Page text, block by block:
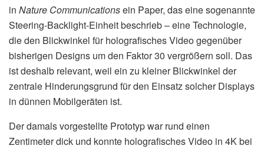
in Nature Communicationsein Paper, das eine sogenannte
Steering-Backlight-Einheit beschrieb – eine Technologie,
die den Blickwinkel für holografisches Video gegenüber
bisherigen Designs um den Faktor 30 vergrößern soll. Das
ist deshalb relevant, weil ein zu kleiner Blickwinkel der
zentrale Hinderungsgrund für den Einsatz solcher Displays
in dünnen Mobilgeräten ist.
Der damals vorgestellte Prototyp war rund einen
Zentimeter dick und konnte holografisches Video in 4K bei